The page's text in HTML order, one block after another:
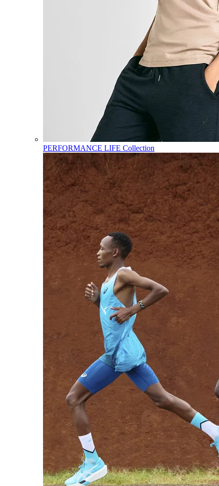
PERFORMANCE LIFE Collection